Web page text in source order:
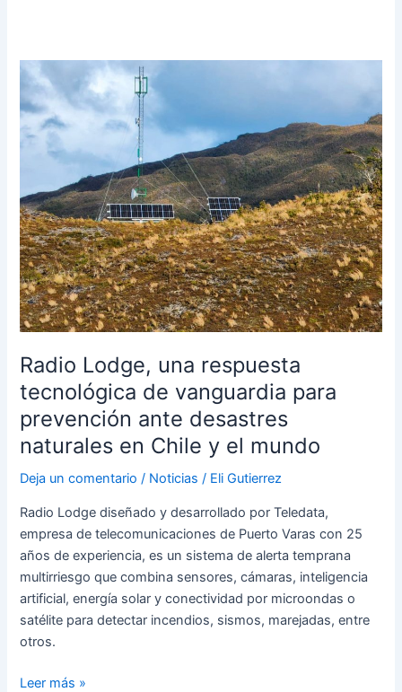
Radio Lodge, una respuesta
tecnológica de vanguardia para
prevención ante desastres
naturales en Chile y el mundo
Deja un comentario / Noticias / Eli Gutierrez
Radio Lodge diseñado y desarrollado por Teledata,
empresa de telecomunicaciones de Puerto Varas con 25
años de experiencia, es un sistema de alerta temprana
multirriesgo que combina sensores, cámaras, inteligencia
artificial, energía solar y conectividad por microondas o
satélite para detectar incendios, sismos, marejadas, entre
otros.
Radio
Lodge,
una
respuesta
tecnológica
vanguardia
para
prevención
ante
desastres
naturales
en
y
el
mundo
Leer más »